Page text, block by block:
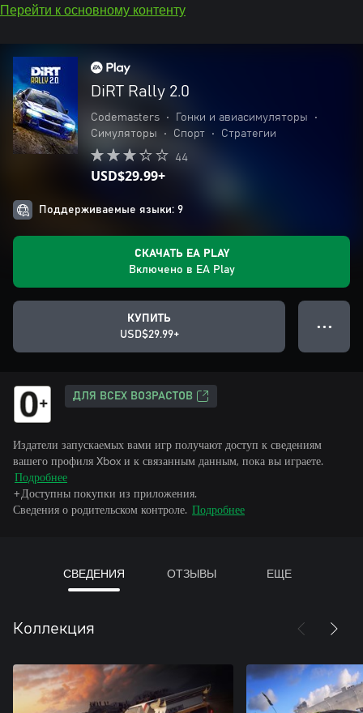
Перейти к основному контенту
DiRT Rally 2.0
Codemasters • Гонки и авиасимуляторы
•
Симуляторы
• Спорт • Стратегии
44
USD$29.99+
Поддерживаемые языки: 9
СКАЧАТЬ EA PLAY
Включено в EA Play
КУПИТЬ
USD$29.99+
● ● ●
ДЛЯ ВСЕХ ВОЗРАСТОВ
Издатели запускаемых вами игр получают доступ к сведениям
вашего профиля Xbox и к связанным данным, пока вы играете.
Подробнее
+Доступны покупки из приложения.
Сведения о родительском контроле. Подробнее
СВЕДЕНИЯ ОТЗЫВЫ ЕЩЕ
Коллекция